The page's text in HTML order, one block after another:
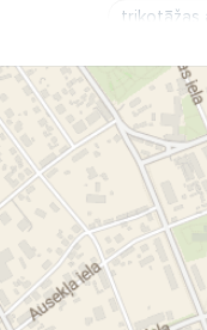
trikotāžas